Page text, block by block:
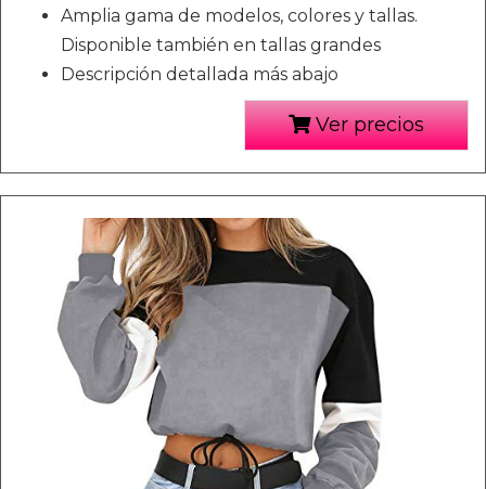
Amplia gama de modelos, colores y tallas.
Disponible también en tallas grandes
Descripción detallada más abajo
Ver precios